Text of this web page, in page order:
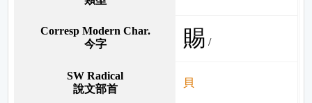
Corresp Modern Char.
今字
賜 /
SW Radical
說文部首
貝